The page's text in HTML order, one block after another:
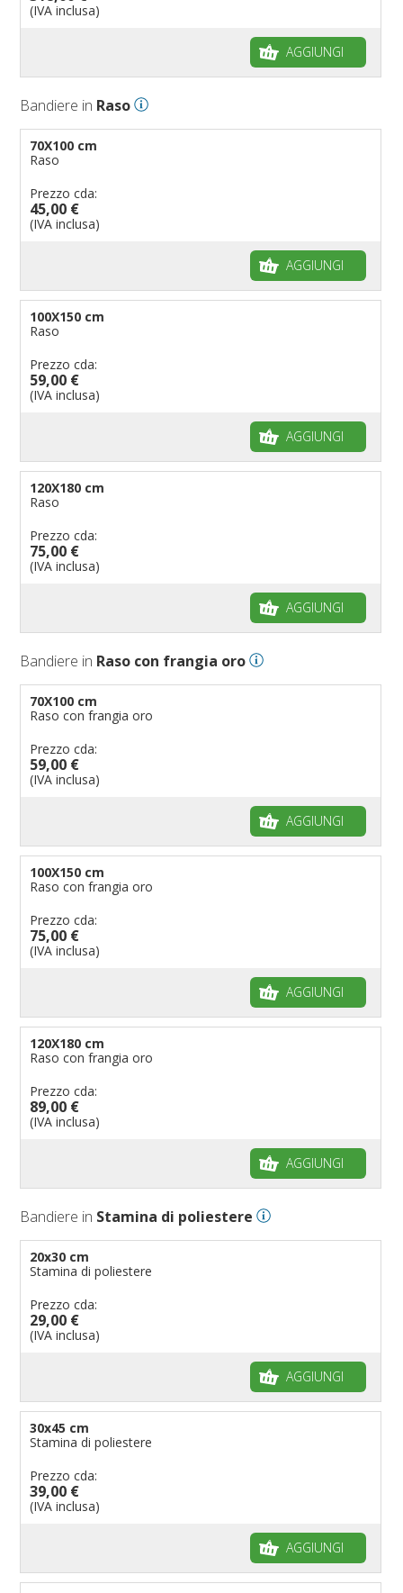
(IVA inclusa)
AGGIUNGI
Bandiere in Raso
70X100 cm
Raso
Prezzo cda:
45,00 €
(IVA inclusa)
AGGIUNGI
100X150 cm
Raso
Prezzo cda:
59,00 €
(IVA inclusa)
AGGIUNGI
120X180 cm
Raso
Prezzo cda:
75,00 €
(IVA inclusa)
AGGIUNGI
Bandiere in Raso con frangia oro
70X100 cm
Raso con frangia oro
Prezzo cda:
59,00 €
(IVA inclusa)
AGGIUNGI
100X150 cm
Raso con frangia oro
Prezzo cda:
75,00 €
(IVA inclusa)
AGGIUNGI
120X180 cm
Raso con frangia oro
Prezzo cda:
89,00 €
(IVA inclusa)
AGGIUNGI
Bandiere in Stamina di poliestere
20x30 cm
Stamina di poliestere
Prezzo cda:
29,00 €
(IVA inclusa)
AGGIUNGI
30x45 cm
Stamina di poliestere
Prezzo cda:
39,00 €
(IVA inclusa)
AGGIUNGI